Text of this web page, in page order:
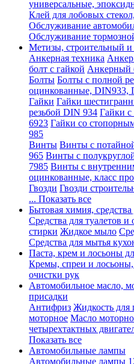
универсальные,
Клей для лобовых
Обслуживание
Обслуживание
Метизы, строительный
Анкерная техника
болт с гайкой Анкерный
Болты Болты с полной
оцинкованные, DIN933,
Гайки Гайки
резьбой DIN 934 Гайки
6923 Гайки со
985
Винты Винты с
965 Винты с
7985 Винты с
оцинкованные, класс
Гвозди Гвозди
... Показать все
Бытовая химия,
Средства для туалетов и
стирки Жидкое мыло
Средства для мытья
Паста, крем и лосьоны
Кремы, спреи и лосьоны,
очистки рук
Автомобильное масло,
присадки
Антифриз Жидкость для
моторное Масло
четырехтактных
Показать все
Автомобильные лампы
Автомобильные лампы